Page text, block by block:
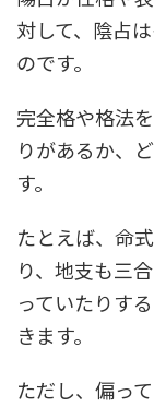
対して、陰占
のです。
完全格や格法
りがあるか、
す。
たとえば、命
り、地支も三
っていたりす
きます。
ただし、 偏っ